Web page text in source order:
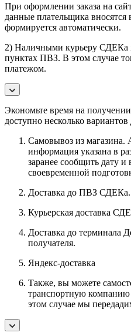
При оформлении заказа на
данные плательщика вносятся
формируется автоматически.
2) Наличными курьеру СДЕКа
пунктах ПВЗ. В этом случае
платежом.
Экономьте время на
доступно несколько вариантов
Самовывоз из магазина.
информация указана в
заранее сообщить дату и
своевременной
Доставка до ПВЗ СДЕКа.
Курьерская доставка
Доставка до терминала
получателя.
Яндекс-доставка
Также, вы можете
транспортную компанию
этом случае мы